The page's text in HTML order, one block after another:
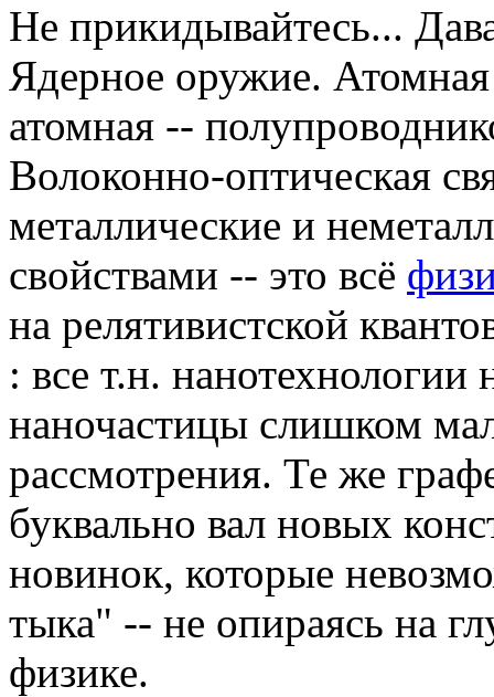
Не прикидывайтесь...
Ядерное оружие. Атомная
атомная --
Волоконно-оптическая
металлические и
свойствами -- это всё
на релятивистской
: все т.н.
наночастицы слишком
рассмотрения. Те же
буквально вал новых
новинок, которые
тыка" -- не опираясь на
физике.